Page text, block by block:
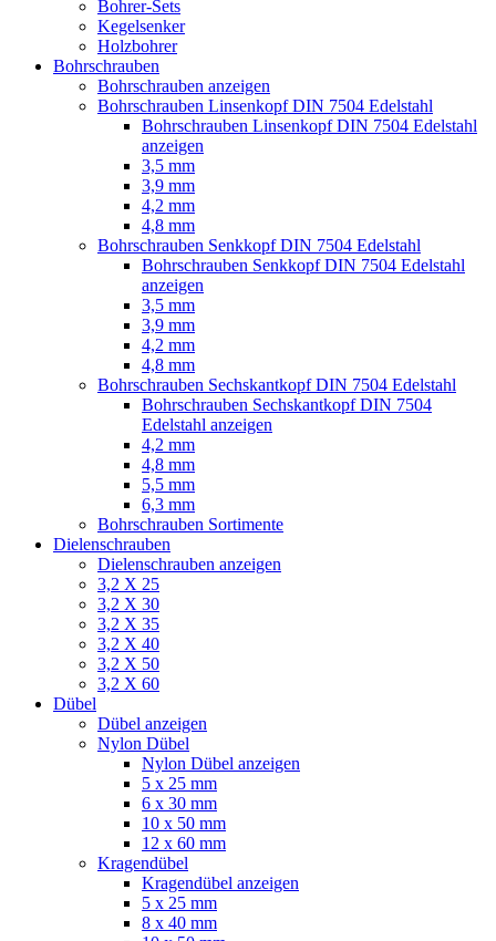
Bohrer-Sets
Kegelsenker
Holzbohrer
Bohrschrauben
Bohrschrauben anzeigen
Bohrschrauben Linsenkopf DIN 7504 Edelstahl
Bohrschrauben Linsenkopf DIN 7504 Edelstahl
anzeigen
3,5 mm
3,9 mm
4,2 mm
4,8 mm
Bohrschrauben Senkkopf DIN 7504 Edelstahl
Bohrschrauben Senkkopf DIN 7504 Edelstahl
anzeigen
3,5 mm
3,9 mm
4,2 mm
4,8 mm
Bohrschrauben Sechskantkopf DIN 7504 Edelstahl
Bohrschrauben Sechskantkopf DIN 7504
Edelstahl anzeigen
4,2 mm
4,8 mm
5,5 mm
6,3 mm
Bohrschrauben Sortimente
Dielenschrauben
Dielenschrauben anzeigen
3,2 X 25
3,2 X 30
3,2 X 35
3,2 X 40
3,2 X 50
3,2 X 60
Dübel
Dübel anzeigen
Nylon Dübel
Nylon Dübel anzeigen
5 x 25 mm
6 x 30 mm
10 x 50 mm
12 x 60 mm
Kragendübel
Kragendübel anzeigen
5 x 25 mm
8 x 40 mm